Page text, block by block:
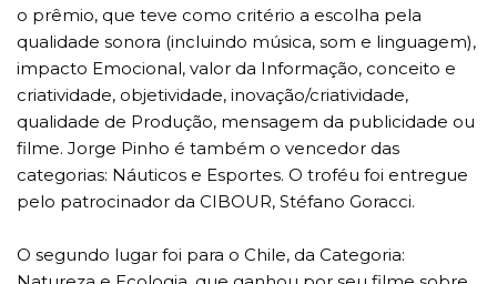
o prêmio, que teve como critério a escolha pela
qualidade sonora (incluindo música, som e linguagem),
impacto Emocional, valor da Informação, conceito e
criatividade, objetividade, inovação/criatividade,
qualidade de Produção, mensagem da publicidade ou
filme. Jorge Pinho é também o vencedor das
categorias: Náuticos e Esportes. O troféu foi entregue
pelo patrocinador da CIBOUR, Stéfano Goracci.
O segundo lugar foi para o Chile, da Categoria: